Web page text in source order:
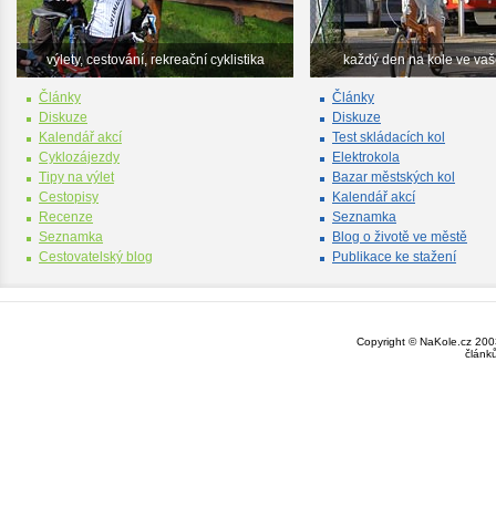
výlety, cestování, rekreační cyklistika
Články
Diskuze
Kalendář akcí
Cyklozájezdy
Tipy na výlet
Cestopisy
Recenze
Seznamka
Cestovatelský blog
každý den na kole ve
Články
Diskuze
Test skládacích kol
Elektrokola
Bazar městských kol
Kalendář akcí
Seznamka
Blog o životě ve městě
Publikace ke stažení
Copyright © NaKole.cz